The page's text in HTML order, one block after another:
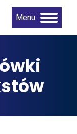
Menu